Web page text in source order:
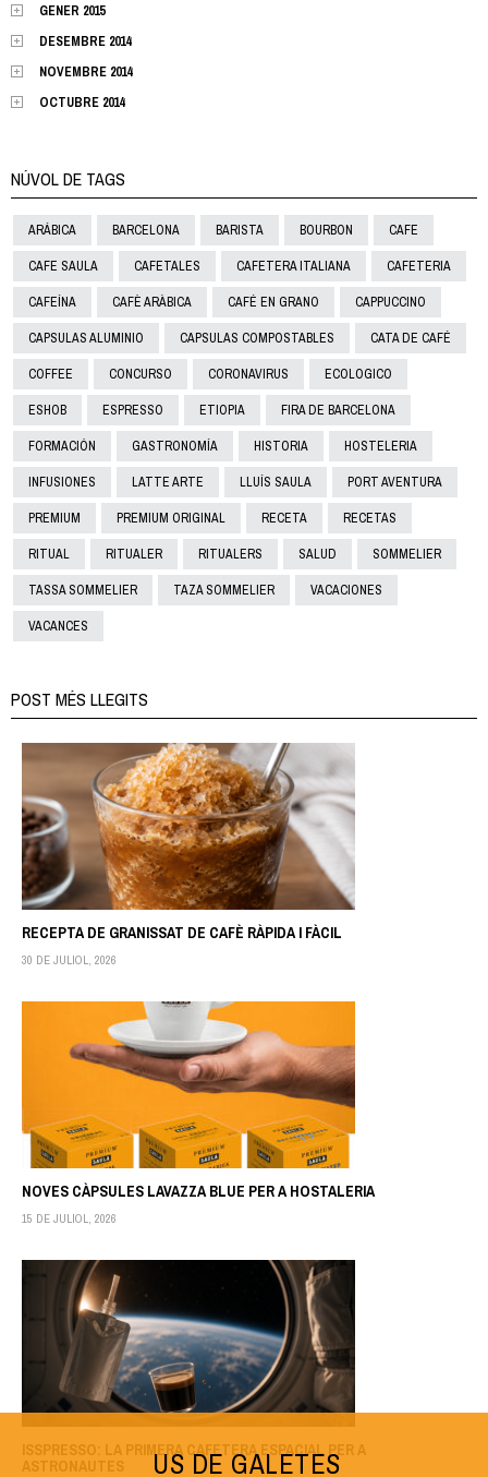
GENER 2015
DESEMBRE 2014
NOVEMBRE 2014
OCTUBRE 2014
NÚVOL DE TAGS
ARÁBICA BARCELONA BARISTA BOURBON CAFE
CAFE SAULA CAFETALES CAFETERA ITALIANA CAFETERIA
CAFEÍNA CAFÈ ARÀBICA CAFÉ EN GRANO CAPPUCCINO
CAPSULAS ALUMINIO CAPSULAS COMPOSTABLES CATA DE CAFÉ
COFFEE CONCURSO CORONAVIRUS ECOLOGICO
ESHOB ESPRESSO ETIOPIA FIRA DE BARCELONA
FORMACIÓN GASTRONOMÍA HISTORIA HOSTELERIA
INFUSIONES LATTE ARTE LLUÍS SAULA PORT AVENTURA
PREMIUM PREMIUM ORIGINAL RECETA RECETAS
RITUAL RITUALER RITUALERS SALUD SOMMELIER
TASSA SOMMELIER TAZA SOMMELIER VACACIONES
VACANCES
POST MÉS LLEGITS
RECEPTA DE GRANISSAT DE CAFÈ RÀPIDA I FÀCIL
30 DE JULIOL, 2026
NOVES CÀPSULES LAVAZZA BLUE PER A HOSTALERIA
15 DE JULIOL, 2026
ISSPRESSO: LA PRIMERA CAFETERA ESPACIAL PER A
ASTRONAUTES
US DE GALETES